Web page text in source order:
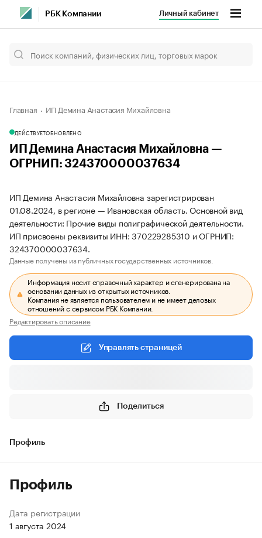
РБК Компании Личный кабинет
Главная ИП Демина Анастасия Михайловна
ДЕЙСТВУЕТОБНОВЛЕНО
ИП Демина Анастасия Михайловна —
ОГРНИП: 324370000037634
ИП Демина Анастасия Михайловна зарегистрирован
01.08.2024, в регионе — Ивановская область. Основной вид
деятельности: Прочие виды полиграфической деятельности.
ИП присвоены реквизиты ИНН: 370229285310 и ОГРНИП:
324370000037634.
Данные получены из публичных государственных источников.
Информация носит справочный характер и сгенерирована на
основании данных из открытых источников.
Компания не является пользователем и не имеет деловых
отношений с сервисом РБК Компании.
Редактировать описание
Управлять страницей
Поделиться
Профиль
Профиль
Дата регистрации
1 августа 2024